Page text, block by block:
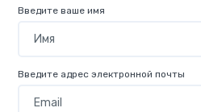
Введите ваше имя
Введите адрес электронной почты